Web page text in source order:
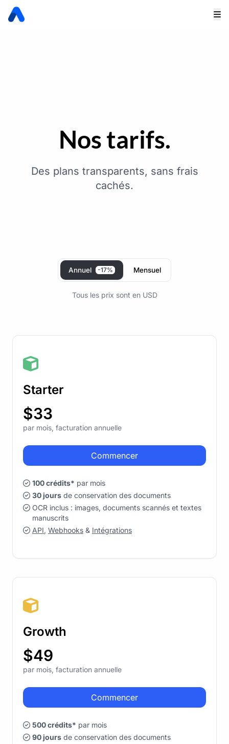
Nos tarifs.
Des plans transparents, sans frais
cachés.
Annuel -17% Mensuel
Tous les prix sont en USD
Starter
$33
par mois, facturation annuelle
Commencer
100 crédits* par mois
30 jours de conservation des documents
OCR inclus : images, documents scannés et textes
manuscrits
API, Webhooks & Intégrations
Growth
$49
par mois, facturation annuelle
Commencer
500 crédits* par mois
90 jours de conservation des documents